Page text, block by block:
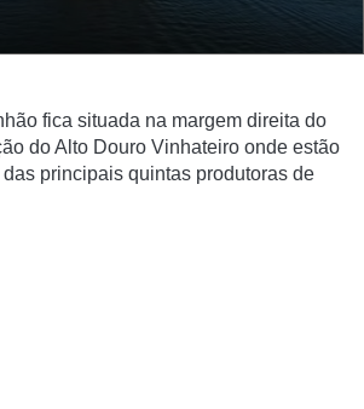
fica situada na margem direita do
do Alto Douro Vinhateiro onde estão
principais quintas produtoras de